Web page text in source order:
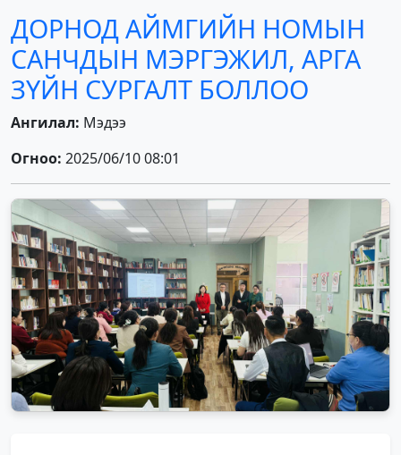
ДОРНОД АЙМГИЙН НОМЫН
САНЧДЫН МЭРГЭЖИЛ, АРГА
ЗҮЙН СУРГАЛТ БОЛЛОО
Ангилал: Мэдээ
Огноо: 2025/06/10 08:01